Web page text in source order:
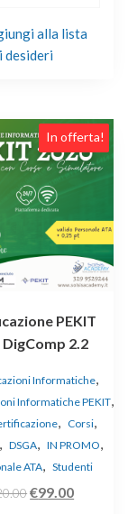
alla lista
desideri
In offerta!
PEKIT
DigComp 2.2
Informatiche,
Informatiche PEKIT,
, Corsi,
, DSGA, IN PROMO,
ATA, Studenti
Il
€99.00Il